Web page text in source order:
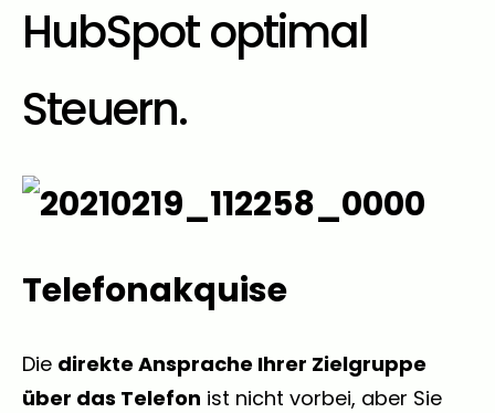
HubSpot optimal
Steuern.
Telefonakquise
Die direkte Ansprache Ihrer Zielgruppe
über das Telefon ist nicht vorbei, aber Sie